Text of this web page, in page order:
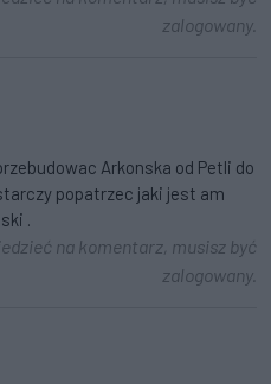
zalogowany.
Arkonska od Petli do
popatrzec jaki jest am
.
na komentarz, musisz być
zalogowany.